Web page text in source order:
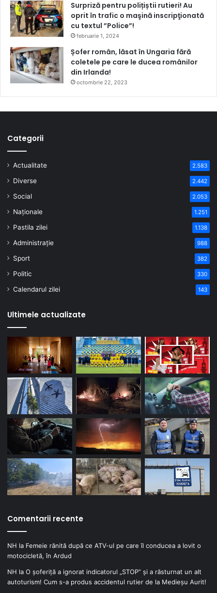
Surpriză pentru polițiștii rutieri! Au
oprit în trafic o maşină inscripţionată
cu textul ”Police”!
februarie 1, 2024
Șofer român, lăsat în Ungaria fără
coletele pe care le ducea românilor
din Irlanda!
octombrie 22, 2023
Categorii
Actualitate 2.583
Diverse 2.442
Social 2.053
Naționale 1.251
Pastila zilei 1.138
Administrație 988
Sport 382
Politic 330
Calendarul zilei 143
Ultimele actualizate
Comentarii recente
NH la Femeie rănită după ce ATV-ul pe care îl conducea a lovit o
motocicletă, în Ardud
NH la O șoferiță a ignorat indicatorul „STOP” și a răsturnat un alt
autoturism! Cum s-a produs accidentul rutier de la Medieșu Aurit!